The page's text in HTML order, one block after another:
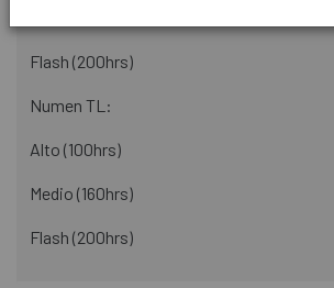
Flash (200hrs)
Numen TL:
Alto (100hrs)
Medio (160hrs)
Flash (200hrs)